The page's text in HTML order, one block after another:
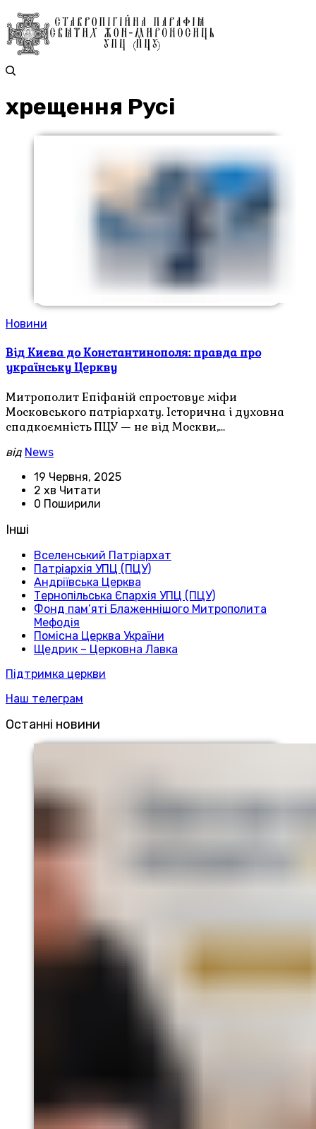
хрещення Русі
Новини
Від Києва до Константинополя: правда про
українську Церкву
Митрополит Епіфаній спростовує міфи
Московського патріархату. Історична і духовна
спадкоємність ПЦУ — не від Москви,…
від News
19 Червня, 2025
2 хв Читати
0 Поширили
Інші
Вселенський Патріархат
Патріархія УПЦ (ПЦУ)
Андріївська Церква
Тернопільська Єпархія УПЦ (ПЦУ)
Фонд пам’яті Блаженнішого Митрополита
Мефодія
Помісна Церква України
Щедрик – Церковна Лавка
Підтримка церкви
Наш телеграм
Останні новини